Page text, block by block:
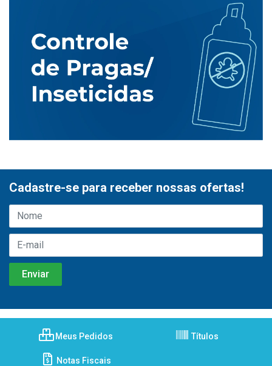
Cadastre-se para receber nossas ofertas!
Meus Pedidos Títulos
Notas Fiscais